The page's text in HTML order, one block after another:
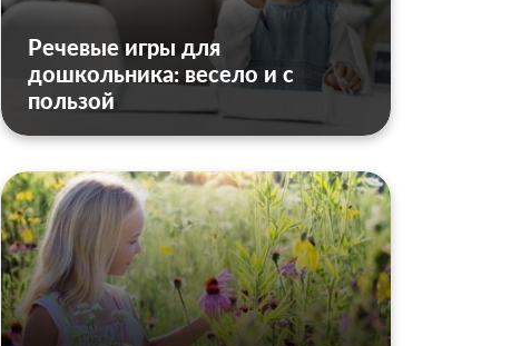
Речевые игры для
дошкольника: весело и с
пользой